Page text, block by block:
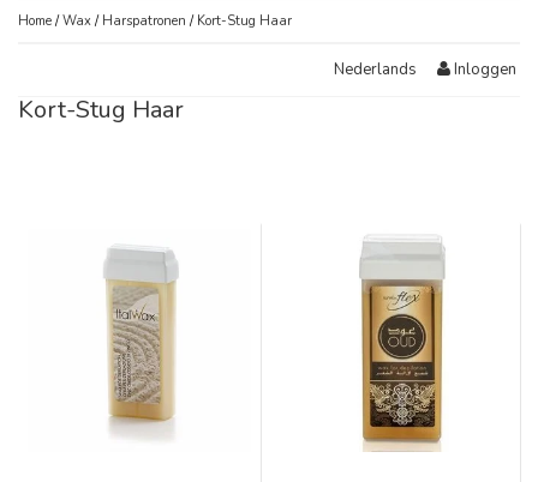
Home /Wax / Harspatronen / Kort-Stug Haar
Nederlands Inloggen
Kort-Stug Haar